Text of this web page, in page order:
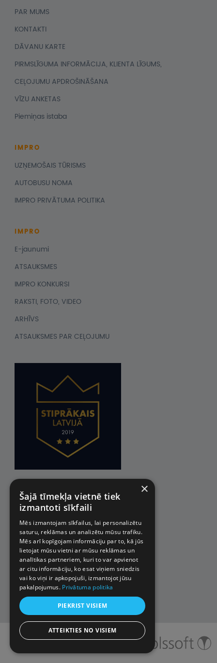
PAR MUMS
KONTAKTI
DĀVANU KARTE
PIRMSLĪGUMA INFORMĀCIJA, KLIENTA LĪGUMS,
CEĻOJUMU APDROŠINĀŠANA
VĪZU ANKETAS
Piemiņas istaba
IMPRO
UZŅEMOŠAIS TŪRISMS
AUTOBUSU NOMA
IMPRO PRIVĀTUMA POLITIKA
IMPRO
E-jaunumi
ATSAUKSMES
IMPRO KONKURSI
RAKSTI, FOTO, VIDEO
ARHĪVS
ATSAUKSMES PAR CEĻOJUMU
© 2026 Impro ceļojumi. Visas
tiesības aizsargātas.
×
Šajā tīmekļa vietnē tiek
izmantoti sīkfaili
Mēs izmantojam sīkfailus, lai personalizētu
saturu, reklāmas un analizētu mūsu trafiku.
Mēs arī kopīgojam informāciju par to, kā jūs
lietojat mūsu vietni ar mūsu reklāmas un
analītikas partneriem, kuri to var apvienot
ar citu informāciju, ko esat viņiem sniedzis
vai ko viņi ir apkopojuši, izmantojot jūsu
pakalpojumus. Privātuma politika
PIEKRIST VISIEM
ATTEIKTIES NO VISIEM